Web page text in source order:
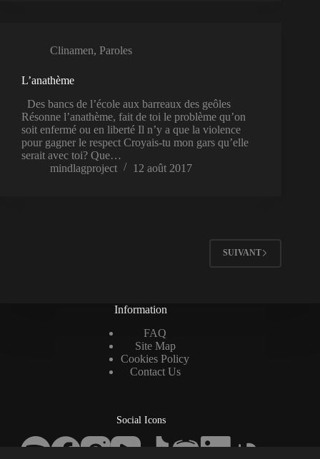
Clinamen, Paroles
L’anathème
Des bancs de l’école aux barreaux des geôles
Résonne l’anathème, fait de toi le problème qu’on
soit enfermé ou en liberté Il n’y a que la violence
pour gagner le respect Croyais-tu mon gars qu’elle
serait avec toi? Que…
mindlagproject
12 août 2017
SUIVANT
Information
FAQ
Site Map
Cookies Policy
Contact Us
Social Icons